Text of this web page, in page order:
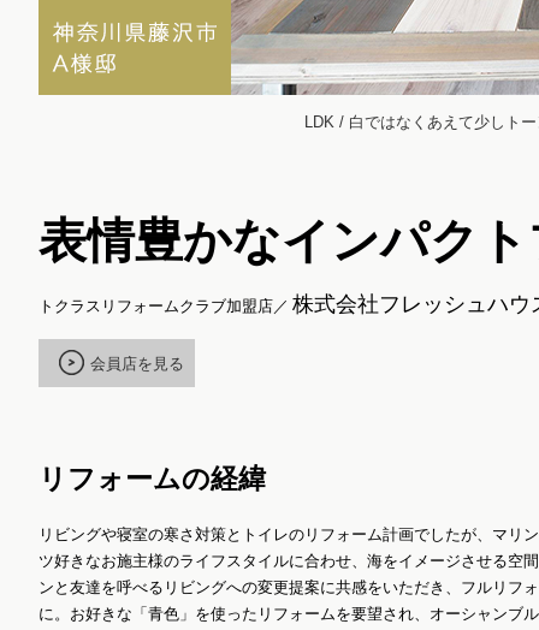
LDK / 白ではなくあえて少しト
表情豊かなインパク
トクラスリフォームクラブ加盟店／ 株式会社フレッシュハウ
会員店を見る
リフォームの経緯
リビングや寝室の寒さ対策とトイレのリフォーム計画でしたが、マリ
ツ好きなお施主様のライフスタイルに合わせ、海をイメージさせる空
ンと友達を呼べるリビングへの変更提案に共感をいただき、フルリフ
に。お好きな「青色」を使ったリフォームを要望され、オーシャンブ